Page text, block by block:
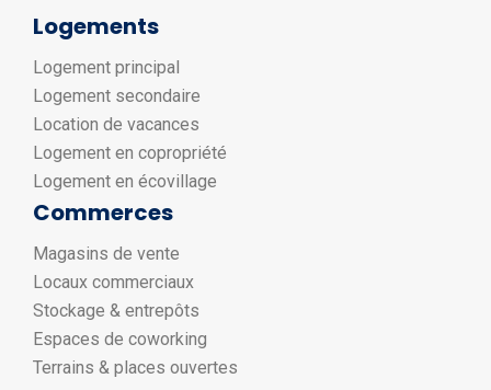
Logements
Logement principal
Logement secondaire
Location de vacances
Logement en copropriété
Logement en écovillage
Commerces
Magasins de vente
Locaux commerciaux
Stockage & entrepôts
Espaces de coworking
Terrains & places ouvertes